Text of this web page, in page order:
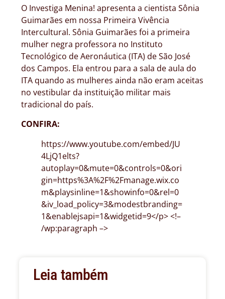
O Investiga Menina! apresenta a cientista Sônia
Guimarães em nossa Primeira Vivência
Intercultural. Sônia Guimarães foi a primeira
mulher negra professora no Instituto
Tecnológico de Aeronáutica (ITA) de São José
dos Campos. Ela entrou para a sala de aula do
ITA quando as mulheres ainda não eram aceitas
no vestibular da instituição militar mais
tradicional do país.
CONFIRA:
https://www.youtube.com/embed/JU
4LjQ1elts?
autoplay=0&mute=0&controls=0&ori
gin=https%3A%2F%2Fmanage.wix.co
m&playsinline=1&showinfo=0&rel=0
&iv_load_policy=3&modestbranding=
1&enablejsapi=1&widgetid=9</p> <!–
/wp:paragraph –>
Leia também